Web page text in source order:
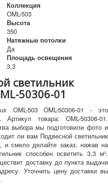
Коллекция
OML-503
Высота
350
Натяжные потолки
Да
Площадь освещения
3,3
светильник
50306-01
OML-503 OML-50306-01 - это
Артикул товара: OML-50306-01.
выбора мы подготовили фото и
ли вам Подвесной светильник
и смело делайте заказ, нажав на
способен осветить 3,3 м².
доставку до пункта выдачи
Уточнить цену доставки вы